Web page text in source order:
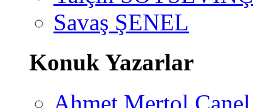
Savaş ŞENEL
Konuk Yazarlar
Ahmet Mertol Canel